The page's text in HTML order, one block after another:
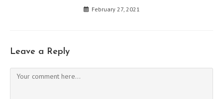
February 27, 2021
Leave a Reply
Comment